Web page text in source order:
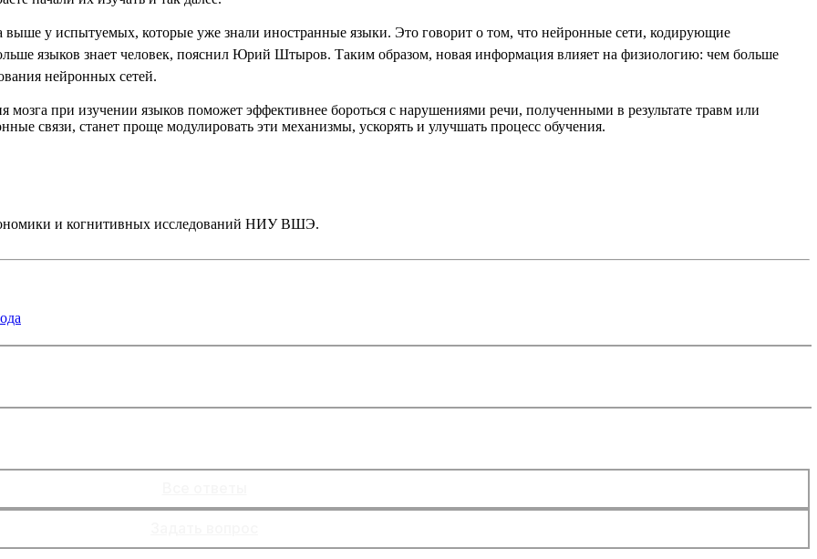
выше у испытуемых, которые уже знали иностранные языки. Это говорит о том, что нейронные сети, кодирующие
языков знает человек, пояснил Юрий Штыров. Таким образом, новая информация влияет на физиологию: чем больше
нейронных сетей.
при изучении языков поможет эффективнее бороться с нарушениями речи, полученными в результате травм или
связи, станет проще модулировать эти механизмы, ускорять и улучшать процесс обучения.
и когнитивных исследований НИУ ВШЭ.